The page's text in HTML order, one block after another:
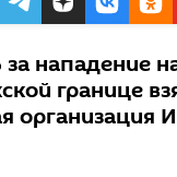
нападение
границе